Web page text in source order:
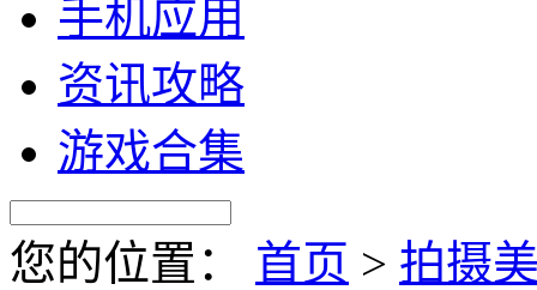
手机应用
资讯攻略
游戏合集
您的位置： 首页 > 拍摄